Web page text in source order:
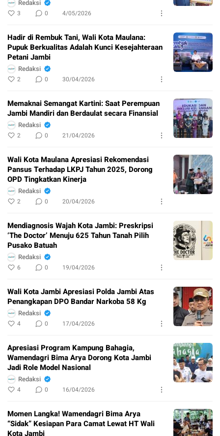
Redaksi
3 0 4/05/2026
Hadir di Rembuk Tani, Wali Kota Maulana:
Pupuk Berkualitas Adalah Kunci Kesejahteraan
Petani Jambi
Redaksi
2 0 30/04/2026
Memaknai Semangat Kartini: Saat Perempuan
Jambi Mandiri dan Berdaulat secara Finansial
Redaksi
2 0 21/04/2026
Wali Kota Maulana Apresiasi Rekomendasi
Pansus Terhadap LKPJ Tahun 2025, Dorong
OPD Tingkatkan Kinerja
Redaksi
2 0 20/04/2026
Mendiagnosis Wajah Kota Jambi: Preskripsi
‘The Doctor’ Menuju 625 Tahun Tanah Pilih
Pusako Batuah
Redaksi
6 0 19/04/2026
Wali Kota Jambi Apresiasi Polda Jambi Atas
Penangkapan DPO Bandar Narkoba 58 Kg
Redaksi
4 0 17/04/2026
Apresiasi Program Kampung Bahagia,
Wamendagri Bima Arya Dorong Kota Jambi
Jadi Role Model Nasional
Redaksi
4 0 16/04/2026
Momen Langka! Wamendagri Bima Arya
“Sidak” Kesiapan Para Camat Lewat HT Wali
Kota Jambi